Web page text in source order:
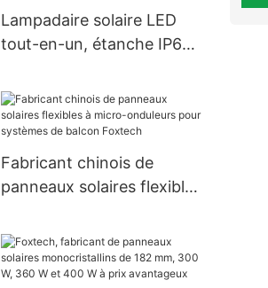
fabricants
Lampadaire solaire LED
tout-en-un, étanche IP66,
W, 80 E, 100 W, 120 W
Fabricant chinois de
panneaux solaires flexibles
systèmes de balcon
Foxtech